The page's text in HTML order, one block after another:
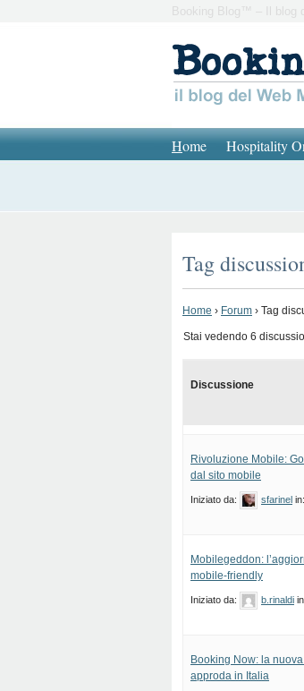
Booking Blog™ – Il blog
Home Hospitality
Tag
Home › Forum › Tag
Stai vedendo 6
Discussione
Rivoluzione Mobile:
dal sito mobile
Iniziato da: sfarinel in:
Mobilegeddon:
mobile-friendly
Iniziato da: b.rinaldi
Booking Now: la
approda in Italia